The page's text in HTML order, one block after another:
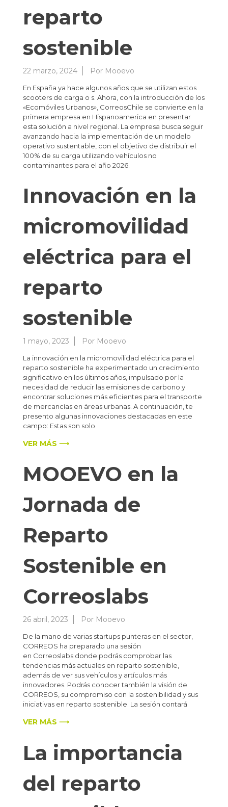
reparto
sostenible
22 marzo, 2024 Por Mooevo
En España ya hace algunos años que se utilizan estos
scooters de carga o s. Ahora, con la introducción de los
«Ecomóviles Urbanos», CorreosChile se convierte en la
primera empresa en Hispanoamerica en presentar
esta solución a nivel regional. La empresa busca seguir
avanzando hacia la implementación de un modelo
operativo sustentable, con el objetivo de distribuir el
100% de su carga utilizando vehículos no
contaminantes para el año 2026.
Innovación en la
micromovilidad
eléctrica para el
reparto
sostenible
1 mayo, 2023 Por Mooevo
La innovación en la micromovilidad eléctrica para el
reparto sostenible ha experimentado un crecimiento
significativo en los últimos años, impulsado por la
necesidad de reducir las emisiones de carbono y
encontrar soluciones más eficientes para el transporte
de mercancías en áreas urbanas. A continuación, te
presento algunas innovaciones destacadas en este
campo: Estas son solo
VER MÁS ⟶
MOOEVO en la
Jornada de
Reparto
Sostenible en
Correoslabs
26 abril, 2023 Por Mooevo
De la mano de varias startups punteras en el sector,
CORREOS ha preparado una sesión
en Correoslabs donde podrás comprobar las
tendencias más actuales en reparto sostenible,
además de ver sus vehículos y artículos más
innovadores. Podrás conocer también la visión de
CORREOS, su compromiso con la sostenibilidad y sus
iniciativas en reparto sostenible. La sesión contará
VER MÁS ⟶
La importancia
del reparto